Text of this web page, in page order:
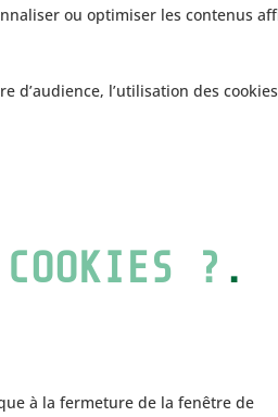
ou optimiser les contenus
d’audience, l’utilisation des
? .
à la fermeture de la fenêtre de